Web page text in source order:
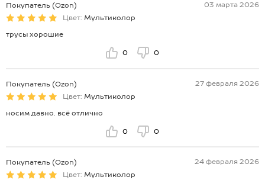
Покупатель (Ozon)
03 марта 2026
Цвет: Мультиколор
трусы хорошие
0 0
Покупатель (Ozon)
27 февраля 2026
Цвет: Мультиколор
носим давно. всё отлично
0 0
Покупатель (Ozon)
24 февраля 2026
Цвет: Мультиколор